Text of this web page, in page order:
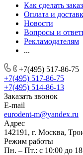
Как сделать
Оплата и
Новости
Вопросы и
Рекламодателям
...
+7(495) 517-86-75
+7(495) 517-86-75
+7(495) 514-86-13
Заказать звонок
E-mail
eurodent-m@yandex.ru
Адрес
142191, г. Москва,
Режим работы
Пн. – Пт.: с 10:00 до